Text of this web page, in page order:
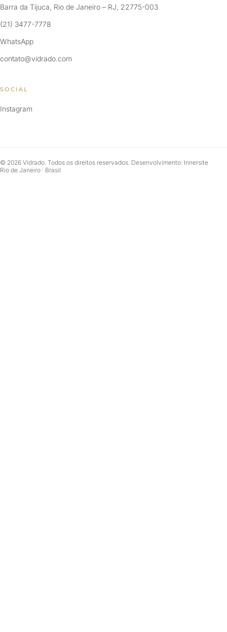
Barra da Tijuca, Rio de Janeiro – RJ, 22775-003
(21) 3477-7778
WhatsApp
contato@vidrado.com
SOCIAL
Instagram
© 2026 Vidrado. Todos os direitos reservados. Desenvolvimento: Innersite
Rio de Janeiro · Brasil